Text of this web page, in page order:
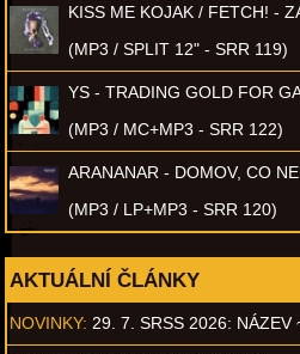
KISS ME KOJAK / FETCH! -
(MP3 / SPLIT 12" - SRR 119)
YS - TRADING GOLD FOR
(MP3 / MC+MP3 - SRR 122)
ARANANAR - DOMOV, CO
(MP3 / LP+MP3 - SRR 120)
AKTUÁLNÍ ČLÁNKY
NOVINKY: 29. 7. SRSS 2026: NÁZEV